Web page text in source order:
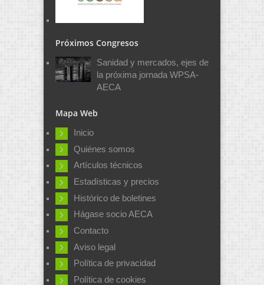
Próximos Congresos
Sanidad y mercados, ejes de
la próxima jornada WPSA-
AECA
Mapa Web
Inicio
Quiénes somos
Artículos técnicos
Estadísticas y precios
Histórico de boletines
Hágase socio AECA
Contacto
Aviso legal
Política de privacidad
Política de cookies